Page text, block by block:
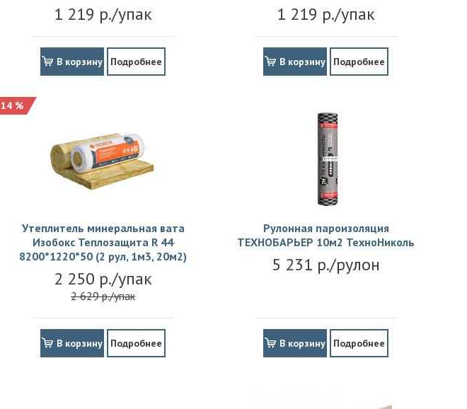
1 219 р./упак
В корзину Подробнее
1 219 р./упак
В корзину Подробнее
14 %
Утеплитель минеральная вата
Изобокс Теплозащита R 44
8200*1220*50 (2 рул, 1м3, 20м2)
2 250 р./упак
2 629 р./упак
В корзину Подробнее
Рулонная пароизоляция
ТЕХНОБАРЬЕР 10м2 ТехноНиколь
5 231 р./рулон
В корзину Подробнее